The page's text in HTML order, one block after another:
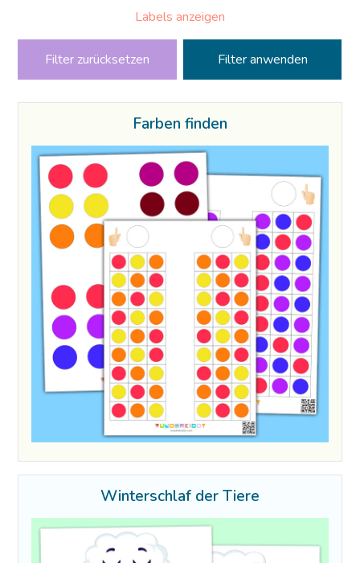
Labels anzeigen
Filter zurücksetzen
Farben finden
Winterschlaf der Tiere